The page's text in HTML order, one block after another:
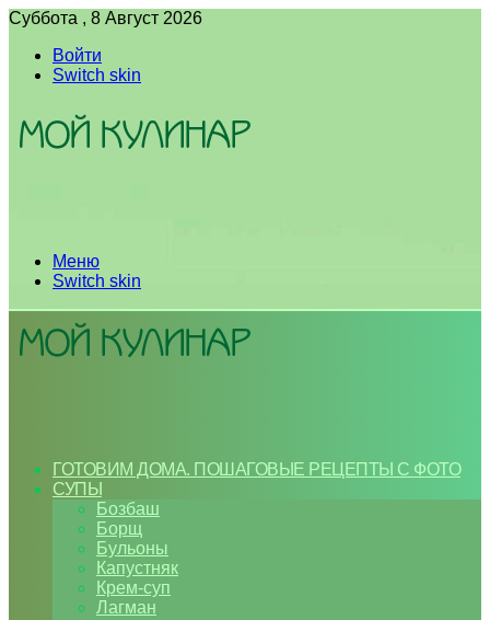
Суббота , 8 Август 2026
Войти
Switch skin
Меню
Switch skin
ГОТОВИМ ДОМА. ПОШАГОВЫЕ РЕЦЕПТЫ С ФОТО
СУПЫ
Бозбаш
Борщ
Бульоны
Капустняк
Крем-суп
Лагман